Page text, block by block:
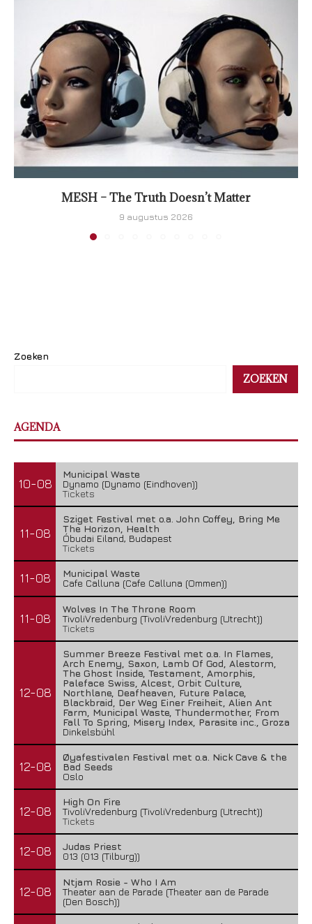
MESH – The Truth Doesn’t Matter
9 augustus 2026
Zoeken
ZOEKEN
AGENDA
10-08
Municipal Waste
Dynamo (Dynamo (Eindhoven))
Tickets
11-08
Sziget Festival met o.a. John Coffey, Bring Me
The Horizon, Health
Óbudai Eiland, Budapest
Tickets
11-08
Municipal Waste
Cafe Calluna (Cafe Calluna (Ommen))
11-08
Wolves In The Throne Room
TivoliVredenburg (TivoliVredenburg (Utrecht))
Tickets
12-08
Summer Breeze Festival met o.a. In Flames,
Arch Enemy, Saxon, Lamb Of God, Alestorm,
The Ghost Inside, Testament, Amorphis,
Paleface Swiss, Alcest, Orbit Culture,
Northlane, Deafheaven, Future Palace,
Blackbraid, Der Weg Einer Freiheit, Alien Ant
Farm, Municipal Waste, Thundermother, From
Fall To Spring, Misery Index, Parasite inc., Groza
Dinkelsbühl
12-08
Øyafestivalen Festival met o.a. Nick Cave & the
Bad Seeds
Oslo
12-08
High On Fire
TivoliVredenburg (TivoliVredenburg (Utrecht))
Tickets
12-08
Judas Priest
013 (013 (Tilburg))
12-08
Ntjam Rosie - Who I Am
Theater aan de Parade (Theater aan de Parade
(Den Bosch))